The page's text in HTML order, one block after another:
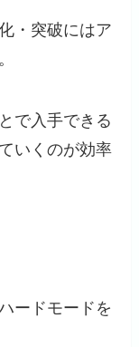
・突破にはア
で入手できる
いくのが効率
ードモードを